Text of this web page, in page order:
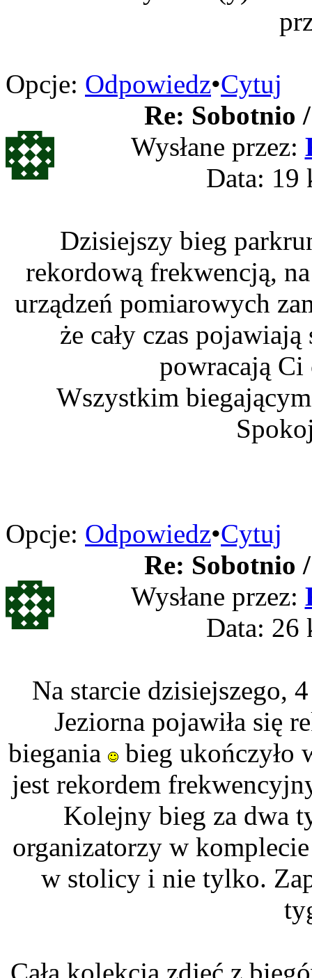
Opcje: Odpowiedz•Cytuj
Re: Sobotnio
Wysłane przez:
Data: 19
Dzisiejszy bieg
rekordową frekwencją,
urządzeń pomiarowych
że cały czas
powracają
Wszystkim
Opcje: Odpowiedz•Cytuj
Re: Sobotnio
Wysłane przez:
Data: 26
Na starcie dzisiejszego,
Jeziorna pojawiła się
biegania
bieg ukończyło
jest rekordem
Kolejny bieg za dwa
organizatorzy w
w stolicy i nie tylko.